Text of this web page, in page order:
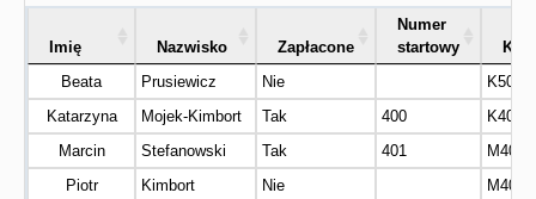
Imię Nazwisko Zapłacone
Numer
startowy
Beata
Prusiewicz Nie
K50
Katarzyna
Mojek-Kimbort Tak 400
K40
Marcin
Stefanowski Tak 401
M40
Piotr
Kimbort Nie
M40